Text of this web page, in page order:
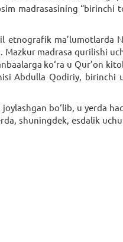
madrasasining “birinchi
etnografik ma’lumotlarda
madrasa qurilishi
ko‘ra u Qur’on
Abdulla Qodiriy, birinchi
bo‘lib, u yerda
shuningdek, esdalik